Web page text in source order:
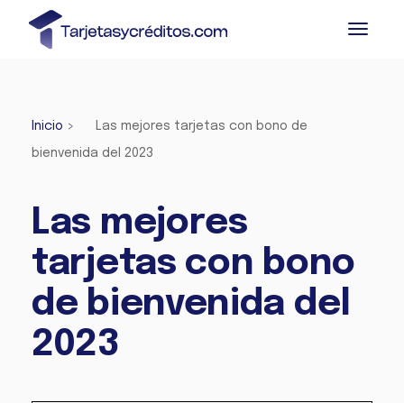
Inicio > Las mejores tarjetas con bono de
bienvenida del 2023
Las mejores
tarjetas con bono
de bienvenida del
2023